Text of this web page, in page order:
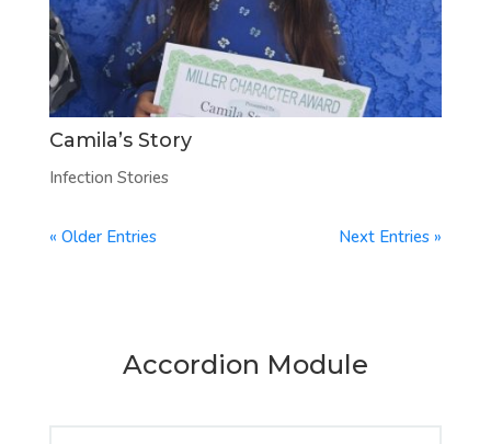
Camila’s Story
Infection Stories
« Older Entries Next Entries »
Accordion Module